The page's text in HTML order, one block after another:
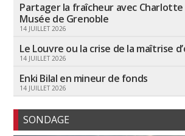
Partager la fraîcheur avec
Musée de Grenoble
14 JUILLET 2026
Le Louvre ou la crise de la maîtrise
14 JUILLET 2026
Enki Bilal en mineur de fonds
14 JUILLET 2026
SONDAGE